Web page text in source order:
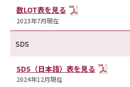
数LOT表を見る
2023年7月現在
SDS
SDS（日本語）表を見る
2024年12月現在